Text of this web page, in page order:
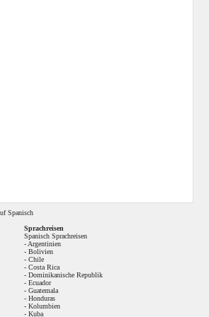
Spanisch
Sprachreisen
Spanisch Sprachreisen
- Argentinien
- Bolivien
- Chile
- Costa Rica
- Dominikanische Republik
- Ecuador
- Guatemala
- Honduras
- Kolumbien
- Kuba